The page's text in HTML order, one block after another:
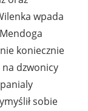
wpada
koniecznie
dzwonicy
sobie